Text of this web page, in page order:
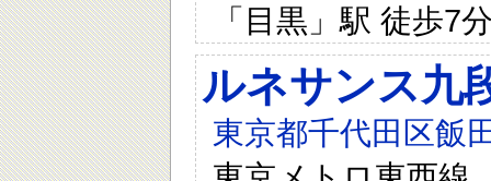
「目黒」駅 徒歩7
ルネサンス九
東京都千代田区飯